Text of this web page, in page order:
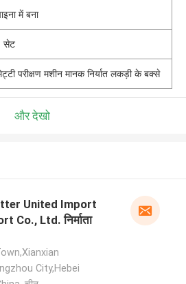
में बना
सेट
परीक्षण मशीन मानक निर्यात लकड़ी के बक्से
और देखो
United Import
Co., Ltd. निर्माता
City,Hebei